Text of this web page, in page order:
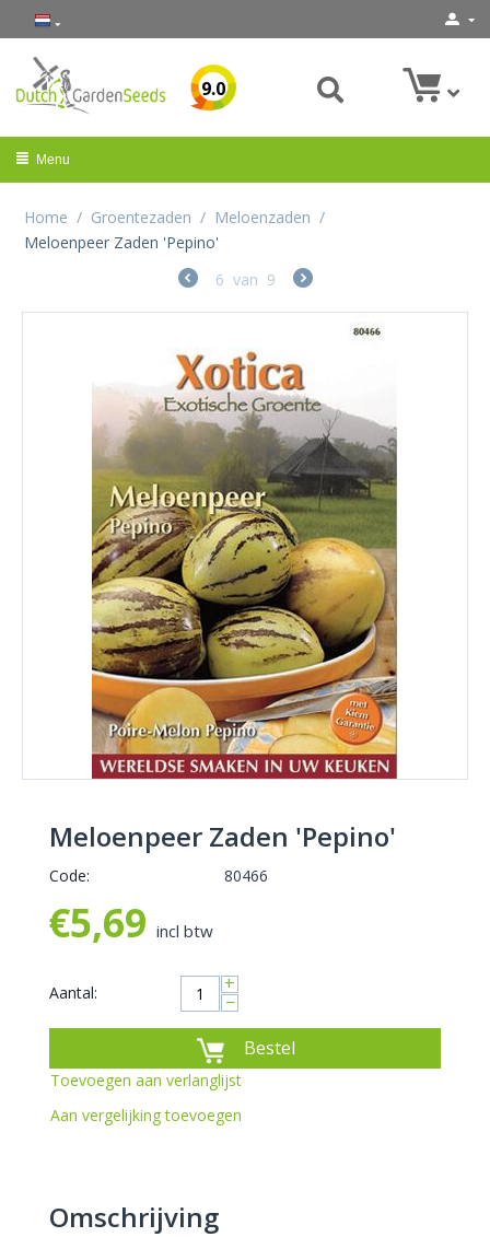
9.0
Menu
Home / Groentezaden / Meloenzaden /
Meloenpeer Zaden 'Pepino'
6 van 9
Meloenpeer Zaden 'Pepino'
Code: 80466
€5,69 incl btw
Aantal: +
−
Bestel
Toevoegen aan verlanglijst
Aan vergelijking toevoegen
Omschrijving